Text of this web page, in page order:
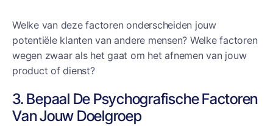
Welke van deze factoren onderscheiden jouw
potentiële klanten van andere mensen? Welke factoren
wegen zwaar als het gaat om het afnemen van jouw
product of dienst?
3. Bepaal De Psychografische Factoren
Van Jouw Doelgroep